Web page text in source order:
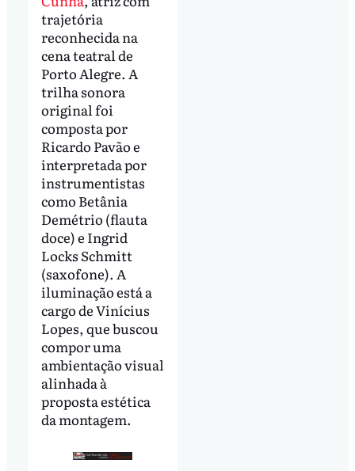
trajetória
reconhecida na
cena teatral de
Porto Alegre. A
trilha sonora
original foi
composta por
Ricardo Pavão e
interpretada por
instrumentistas
como Betânia
Demétrio (flauta
doce) e Ingrid
Locks Schmitt
(saxofone). A
iluminação está a
cargo de Vinícius
Lopes, que buscou
compor uma
ambientação visual
alinhada à
proposta estética
da montagem.